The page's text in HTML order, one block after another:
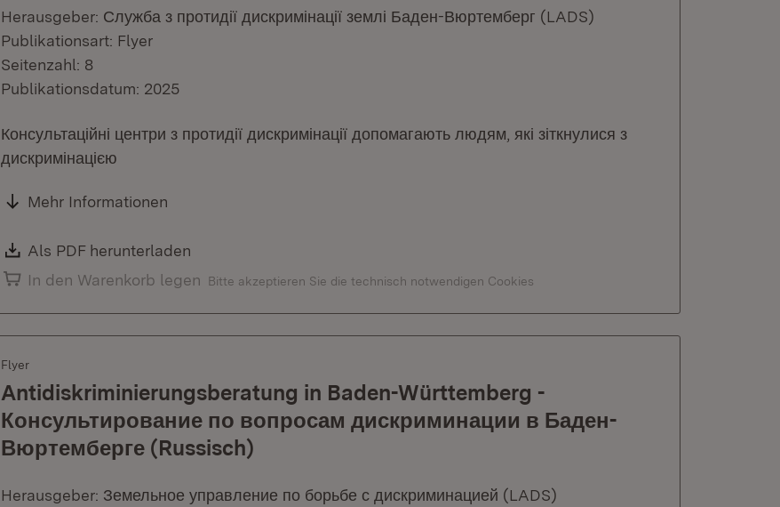
Herausgeber: Служба з протидії дискримінації землі Баден-Вюртемберг (LADS)
Publikationsart: Flyer
Seitenzahl: 8
Publikationsdatum: 2025
Консультаційні центри з протидії дискримінації допомагають людям, які зіткнулися з
дискримінацією
Mehr Informationen
Download:
Als PDF herunterladen
In den Warenkorb legen
Bitte akzeptieren Sie die technisch notwendigen Cookies
Flyer
Antidiskriminierungsberatung in Baden-Württemberg -
Консультирование по вопросам дискриминации в Баден-
Вюртемберге (Russisch)
Herausgeber: Земельное управление по борьбе с дискриминацией (LADS)